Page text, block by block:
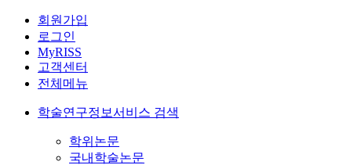
회원가입
로그인
MyRISS
고객센터
전체메뉴
학술연구정보서비스 검색
학위논문
국내학술논문